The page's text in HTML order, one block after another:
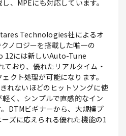
、MPEにも対応しています。
Technologies社によるオ
ノロジーを搭載した唯一の
12には新しいAuto-Tune
おり、優れたリアルタイム・
クト処理が可能になります。
れないほどのヒットソングに使
く、シンプルで直感的なイン
DTMビギナーから、大規模プ
ズに応えられる優れた機能の1